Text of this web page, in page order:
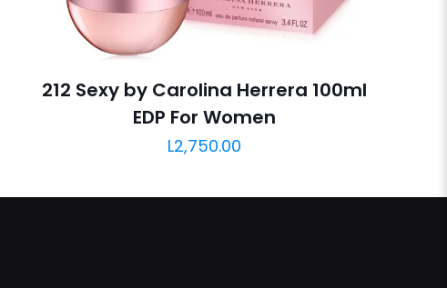
212 Sexy by Carolina Herrera 100ml
EDP For Women
L2,750.00